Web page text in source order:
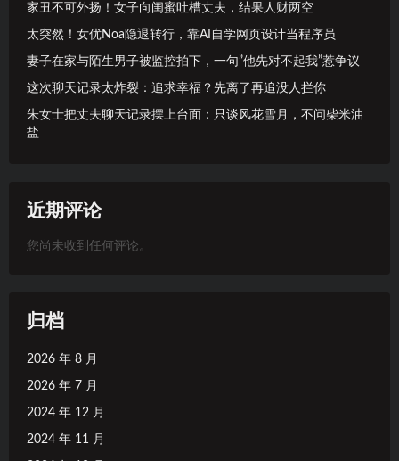
家丑不可外扬！女子向闺蜜吐槽丈夫，结果人财两空
太突然！女优Noa隐退转行，靠AI自学网页设计当程序员
妻子在家与陌生男子被监控拍下，一句”他先对不起我”惹争议
这次聊天记录太炸裂：追求幸福？先离了再追没人拦你
朱女士把丈夫聊天记录摆上台面：只谈风花雪月，不问柴米油
盐
近期评论
您尚未收到任何评论。
归档
2026 年 8 月
2026 年 7 月
2024 年 12 月
2024 年 11 月